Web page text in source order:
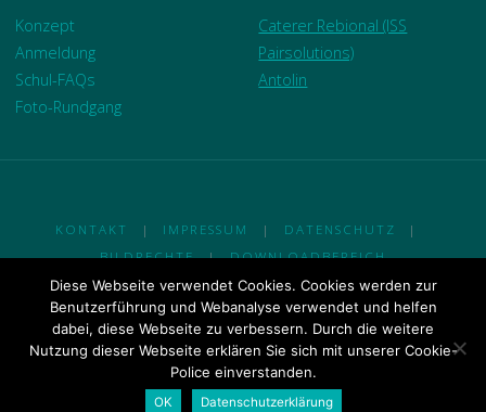
Konzept
Anmeldung
Schul-FAQs
Foto-Rundgang
Caterer Rebional (ISS
Pairsolutions)
Antolin
KONTAKT | IMPRESSUM | DATENSCHUTZ
|
BILDRECHTE
| DOWNLOADBEREICH
© 2018 Ganztagsgrundschule Am Johannisland
Präsentiert vonFluida&WordPress.
Diese Webseite verwendet Cookies. Cookies werden zur
Benutzerführung und Webanalyse verwendet und helfen
dabei, diese Webseite zu verbessern. Durch die weitere
Nutzung dieser Webseite erklären Sie sich mit unserer Cookie-
Police einverstanden.
OK Datenschutzerklärung